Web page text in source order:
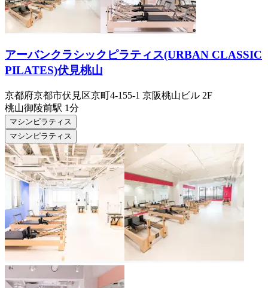
アーバンクラシックピラティス(URBAN CLASSIC
PILATES)伏見桃山
京都府京都市伏見区京町4-155-1 京阪桃山ビル 2F
桃山御陵前駅 1分
マシンピラティス
マシンピラティス